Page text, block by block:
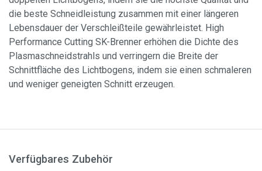
die beste Schneidleistung zusammen mit einer längeren
Lebensdauer der Verschleißteile gewährleistet. High
Performance Cutting SK-Brenner erhöhen die Dichte des
Plasmaschneidstrahls und verringern die Breite der
Schnittfläche des Lichtbogens, indem sie einen schmaleren
und weniger geneigten Schnitt erzeugen.
Verfügbares Zubehör